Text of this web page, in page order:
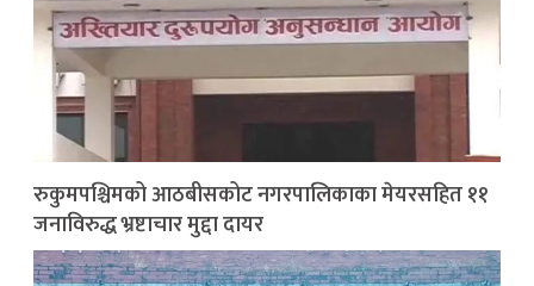
रुकुमपश्चिमको आठबीसकोट नगरपालिकाका मेयरसहित ११
जनाविरुद्ध भ्रष्टाचार मुद्दा दायर